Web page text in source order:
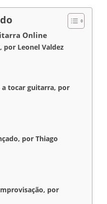
Online
por Leonel Valdez
a ​tocar guitarra, por
por Thiago
por